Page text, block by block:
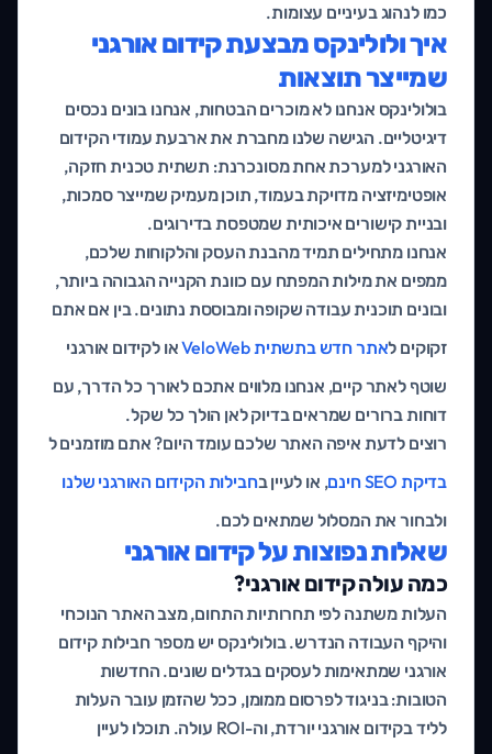
כמו לנהוג בעיניים עצומות.
איך ולולינקס מבצעת קידום אורגני
שמייצר תוצאות
בולולינקס אנחנו לא מוכרים הבטחות, אנחנו בונים נכסים
דיגיטליים. הגישה שלנו מחברת את ארבעת עמודי הקידום
האורגני למערכת אחת מסונכרנת: תשתית טכנית חזקה,
אופטימיזציה מדויקת בעמוד, תוכן מעמיק שמייצר סמכות,
ובניית קישורים איכותית שמטפסת בדירוגים.
אנחנו מתחילים תמיד מהבנת העסק והלקוחות שלכם,
ממפים את מילות המפתח עם כוונת הקנייה הגבוהה ביותר,
ובונים תוכנית עבודה שקופה ומבוססת נתונים. בין אם אתם
זקוקים לאתר חדש בתשתית VeloWeb
או לקידום אורגני
שוטף לאתר קיים, אנחנו מלווים אתכם לאורך כל הדרך, עם
דוחות ברורים שמראים בדיוק לאן הולך כל שקל.
רוצים לדעת איפה האתר שלכם עומד היום? אתם מוזמנים ל
בדיקת SEO חינם
, או לעיין בחבילות הקידום האורגני שלנו
ולבחור את המסלול שמתאים לכם.
שאלות נפוצות על קידום אורגני
כמה עולה קידום אורגני?
העלות משתנה לפי תחרותיות התחום, מצב האתר הנוכחי
והיקף העבודה הנדרש. בולולינקס יש מספר חבילות קידום
אורגני שמתאימות לעסקים בגדלים שונים. החדשות
הטובות: בניגוד לפרסום ממומן, ככל שהזמן עובר העלות
לליד בקידום אורגני יורדת, וה-ROI עולה. תוכלו לעיין